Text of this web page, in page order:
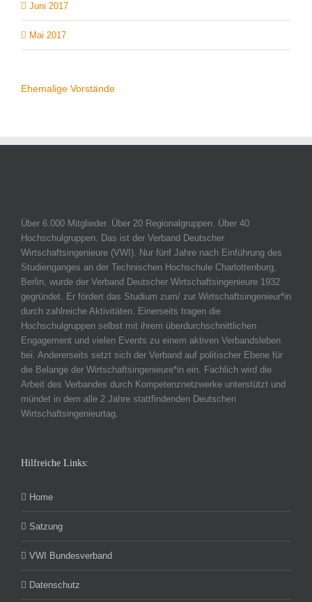
Juni 2017
Mai 2017
Ehemalige Vorstände
Über 6.000 Mitglieder. Über 20 Regionalgruppen. Über 40
Hochschulgruppen. Das ist der Verband Deutscher
Wirtschaftsingenieure (VWI). Nur fünf Jahre nach Einführung des
Studienganges an der Technischen Hochschule Charlottenburg,
Berlin, wurde der Verband Deutscher Wirtschaftsingenieure 1932
gegründet. Er fördert das Studium zum/ zur Wirtschaftsingenieur*in
durch zahlreiche Aktivitäten. Einerseits tragen die
Hochschulgruppen selbst mit ihrem überdurchschnittlichen
Engagement und vielen Events zu einem aktiven Verbandsleben
bei. Andererseits setzt sich der Verband auf politischer Ebene für
die Belange der Wirtschaftsingenieure*in ein. Fachlich wird die
Arbeit des Verbandes durch Kompetenznetzwerke unterstützt und
mündet in dem alle 2 Jahre stattfindenden Deutschen
Wirtschaftsingenieurtag.
Hilfreiche Links:
Home
Satzung
VWI Bundesverband
Datenschutz